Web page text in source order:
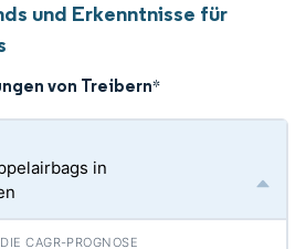
und Erkenntnisse für
von Treibern*
in